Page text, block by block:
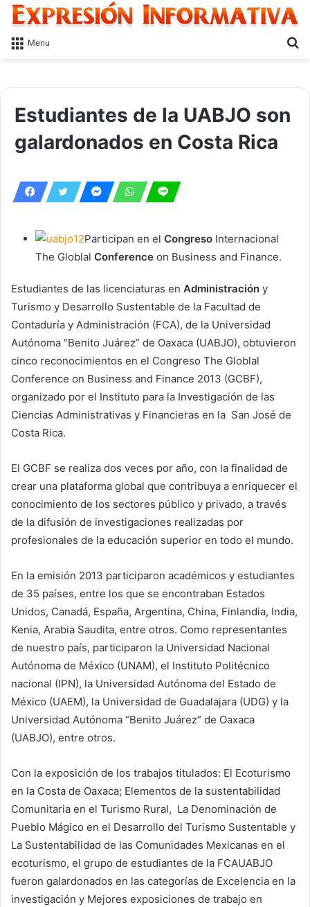
Menu
Estudiantes de la UABJO son
galardonados en Costa Rica
Participan en el Congreso Internacional
The Globlal Conference on Business and Finance.
Estudiantes de las licenciaturas en Administración y
Turismo y Desarrollo Sustentable de la Facultad de
Contaduría y Administración (FCA), de la Universidad
Autónoma “Benito Juárez” de Oaxaca (UABJO), obtuvieron
cinco reconocimientos en el Congreso The Globlal
Conference on Business and Finance 2013 (GCBF),
organizado por el Instituto para la Investigación de las
Ciencias Administrativas y Financieras en la San José de
Costa Rica.
El GCBF se realiza dos veces por año, con la finalidad de
crear una plataforma global que contribuya a enriquecer el
conocimiento de los sectores público y privado, a través
de la difusión de investigaciones realizadas por
profesionales de la educación superior en todo el mundo.
En la emisión 2013 participaron académicos y estudiantes
de 35 países, entre los que se encontraban Estados
Unidos, Canadá, España, Argentina, China, Finlandia, India,
Kenia, Arabia Saudita, entre otros. Como representantes
de nuestro país, participaron la Universidad Nacional
Autónoma de México (UNAM), el Instituto Politécnico
nacional (IPN), la Universidad Autónoma del Estado de
México (UAEM), la Universidad de Guadalajara (UDG) y la
Universidad Autónoma “Benito Juárez” de Oaxaca
(UABJO), entre otros.
Con la exposición de los trabajos titulados: El Ecoturismo
en la Costa de Oaxaca; Elementos de la sustentabilidad
Comunitaria en el Turismo Rural, La Denominación de
Pueblo Mágico en el Desarrollo del Turismo Sustentable y
La Sustentabilidad de las Comunidades Mexicanas en el
ecoturismo, el grupo de estudiantes de la FCAUABJO
fueron galardonados en las categorías de Excelencia en la
investigación y Mejores exposiciones de trabajo en